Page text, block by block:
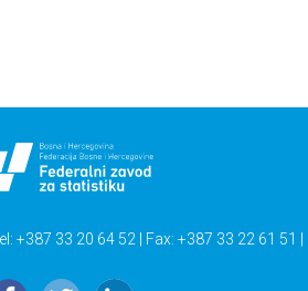
+387 33 20 64 52 | Fax: +387 33 22 61 51 |